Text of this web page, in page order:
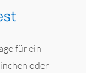
für ein
oder